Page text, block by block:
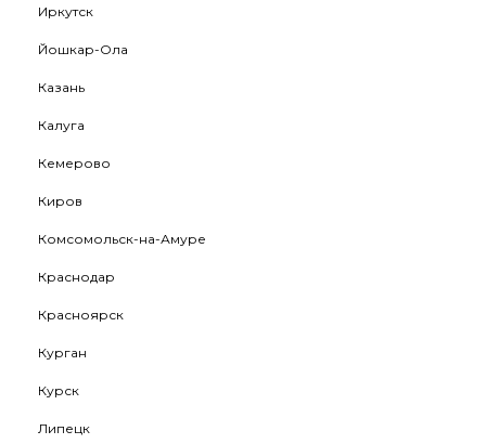
Иркутск
Йошкар-Ола
Казань
Калуга
Кемерово
Киров
Комсомольск-на-Амуре
Краснодар
Красноярск
Курган
Курск
Липецк